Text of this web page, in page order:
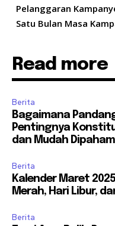
Pelanggaran
Satu Bulan Masa
Read more
Berita
Bagaimana
Pentingnya
dan Mudah
Berita
Kalender Maret
Merah, Hari Libur,
Berita